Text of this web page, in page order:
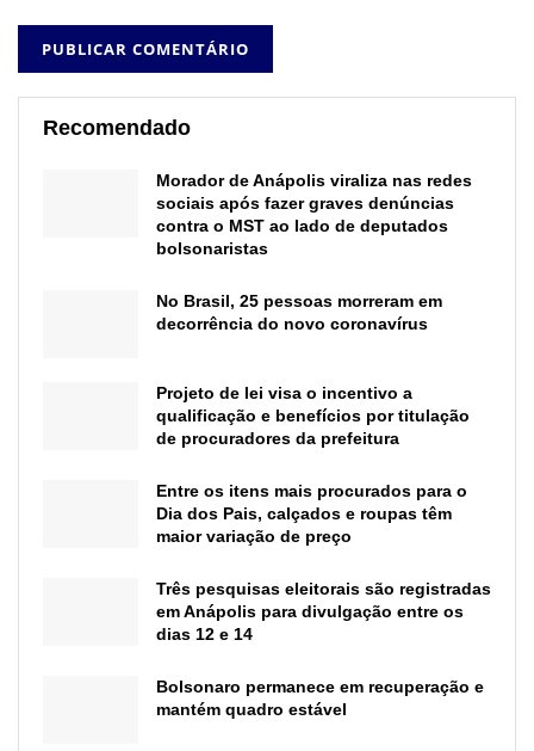
Recomendado
Morador de Anápolis viraliza nas redes
sociais após fazer graves denúncias
contra o MST ao lado de deputados
bolsonaristas
No Brasil, 25 pessoas morreram em
decorrência do novo coronavírus
Projeto de lei visa o incentivo a
qualificação e benefícios por titulação
de procuradores da prefeitura
Entre os itens mais procurados para o
Dia dos Pais, calçados e roupas têm
maior variação de preço
Três pesquisas eleitorais são registradas
em Anápolis para divulgação entre os
dias 12 e 14
Bolsonaro permanece em recuperação e
mantém quadro estável